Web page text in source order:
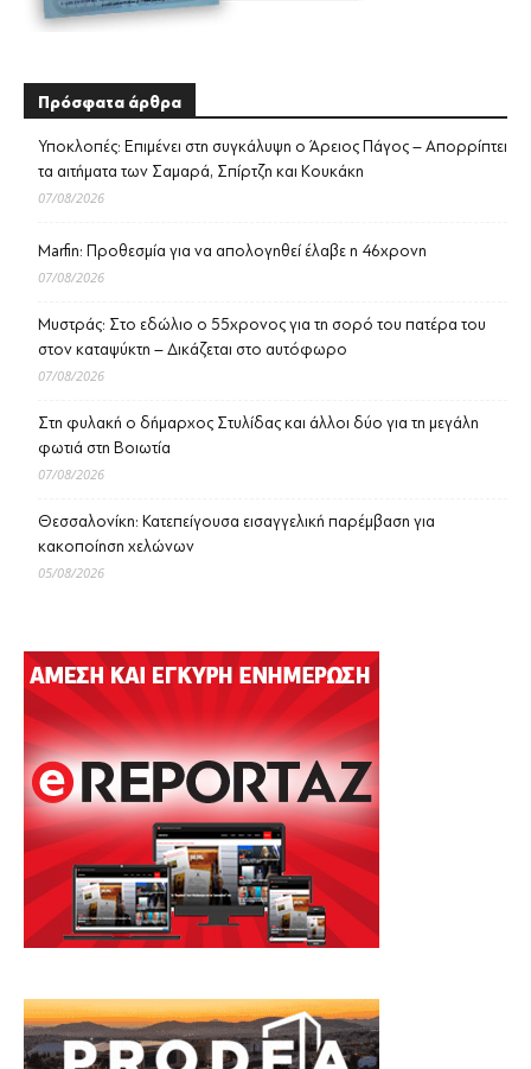
Πρόσφατα άρθρα
Υποκλοπές: Επιμένει στη συγκάλυψη ο Άρειος Πάγος – Απορρίπτει
τα αιτήματα των Σαμαρά, Σπίρτζη και Κουκάκη
07/08/2026
Marfin: Προθεσμία για να απολογηθεί έλαβε η 46χρονη
07/08/2026
Μυστράς: Στο εδώλιο ο 55χρονος για τη σορό του πατέρα του
στον καταψύκτη – Δικάζεται στο αυτόφωρο
07/08/2026
Στη φυλακή ο δήμαρχος Στυλίδας και άλλοι δύο για τη μεγάλη
φωτιά στη Βοιωτία
07/08/2026
Θεσσαλονίκη: Κατεπείγουσα εισαγγελική παρέμβαση για
κακοποίηση χελώνων
05/08/2026